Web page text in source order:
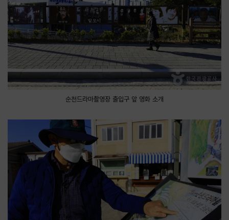
순천드라마촬영장 출입구 앞 영화 소개